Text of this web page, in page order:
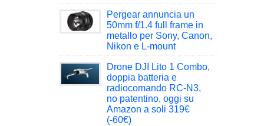
Pergear annuncia un
50mm f/1.4 full frame in
metallo per Sony, Canon,
Nikon e L-mount
Drone DJI Lito 1 Combo,
doppia batteria e
radiocomando RC-N3,
no patentino, oggi su
Amazon a soli 319€
(-60€)